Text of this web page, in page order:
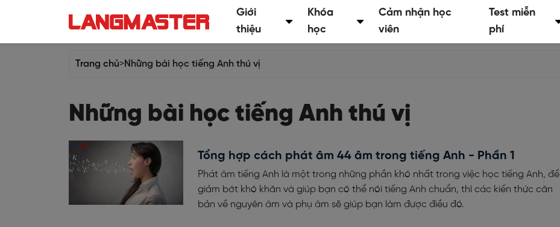
Giới
thiệu
Khóa
học
Cảm nhận học
viên
Test miễn
phí
Trang chủ>Những bài học tiếng Anh thú vị
Những bài học tiếng Anh thú vị
Tổng hợp cách phát âm 44 âm trong tiếng Anh - Phần 1
Phát âm tiếng Anh là một trong những phần khó nhất trong việc học tiếng Anh, để
giảm bớt khó khăn và giúp bạn có thể nói tiếng Anh chuẩn, thì các kiến thức căn
bản về nguyên âm và phụ âm sẽ giúp bạn làm được điều đó.